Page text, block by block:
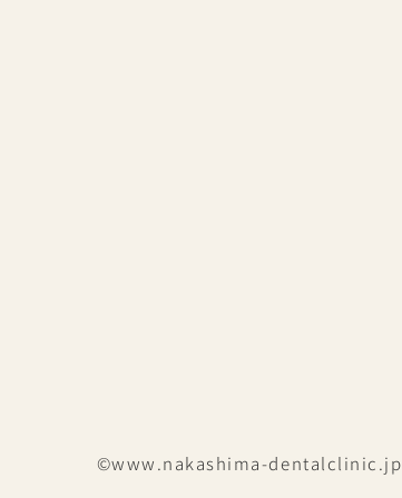
©www.nakashima-dentalclinic.jp